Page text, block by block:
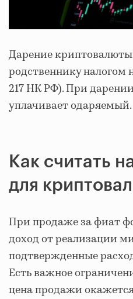
Дарение
родственнику налогом
217 НК РФ). При
уплачивает одаряемый.
Как считать
для
При продаже за фиат
доход от реализации
подтвержденные
Есть важное
цена продажи